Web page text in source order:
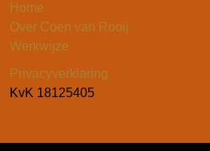
Home
Over Coen van Rooij
Werkwijze
Privacyverklaring
KvK 18125405